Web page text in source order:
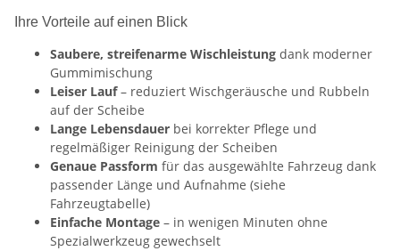
Ihre Vorteile auf einen Blick
Saubere, streifenarme Wischleistung dank moderner
Gummimischung
Leiser Lauf– reduziert Wischgeräusche und Rubbeln
auf der Scheibe
Lange Lebensdauer bei korrekter Pflege und
regelmäßiger Reinigung der Scheiben
Genaue Passform für das ausgewählte Fahrzeug dank
passender Länge und Aufnahme (siehe
Fahrzeugtabelle)
Einfache Montage – in wenigen Minuten ohne
Spezialwerkzeug gewechselt